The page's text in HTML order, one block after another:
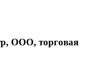
ООО, торговая